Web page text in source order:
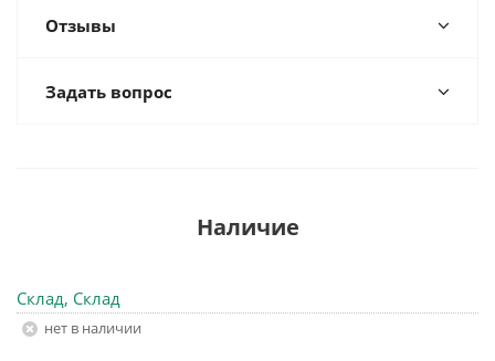
Отзывы
Задать вопрос
Наличие
Склад, Склад
Нет в наличии